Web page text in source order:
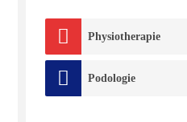
Physiotherapie
Podologie